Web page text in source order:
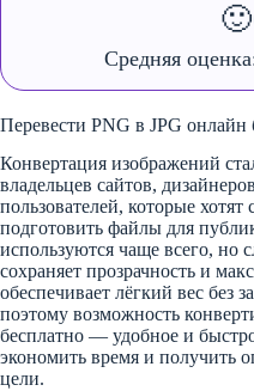
🙂
Средняя
Перевести PNG в JPG онлайн
Конвертация изображений
владельцев сайтов,
пользователей, которые
подготовить файлы для
используются чаще всего, но
сохраняет прозрачность и
обеспечивает лёгкий вес без
поэтому возможность
бесплатно — удобное и
экономить время и получить
цели.